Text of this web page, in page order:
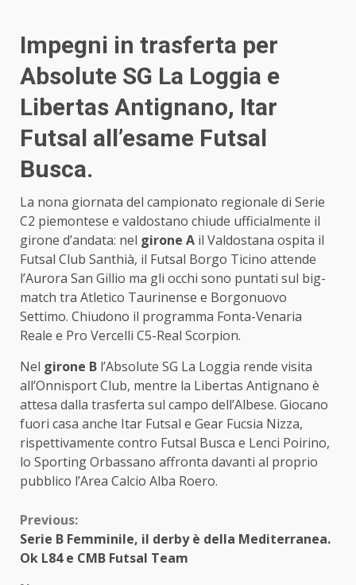
Impegni in trasferta per
Absolute SG La Loggia e
Libertas Antignano, Itar
Futsal all’esame Futsal
Busca.
La nona giornata del campionato regionale di Serie
C2 piemontese e valdostano chiude ufficialmente il
girone d’andata: nel girone A il Valdostana ospita il
Futsal Club Santhià, il Futsal Borgo Ticino attende
l’Aurora San Gillio ma gli occhi sono puntati sul big-
match tra Atletico Taurinense e Borgonuovo
Settimo. Chiudono il programma Fonta-Venaria
Reale e Pro Vercelli C5-Real Scorpion.
Nel girone B l’Absolute SG La Loggia rende visita
all’Onnisport Club, mentre la Libertas Antignano è
attesa dalla trasferta sul campo dell’Albese. Giocano
fuori casa anche Itar Futsal e Gear Fucsia Nizza,
rispettivamente contro Futsal Busca e Lenci Poirino,
lo Sporting Orbassano affronta davanti al proprio
pubblico l’Area Calcio Alba Roero.
Continue
Reading
Previous:
Serie B Femminile, il derby è della Mediterranea.
Ok L84 e CMB Futsal Team